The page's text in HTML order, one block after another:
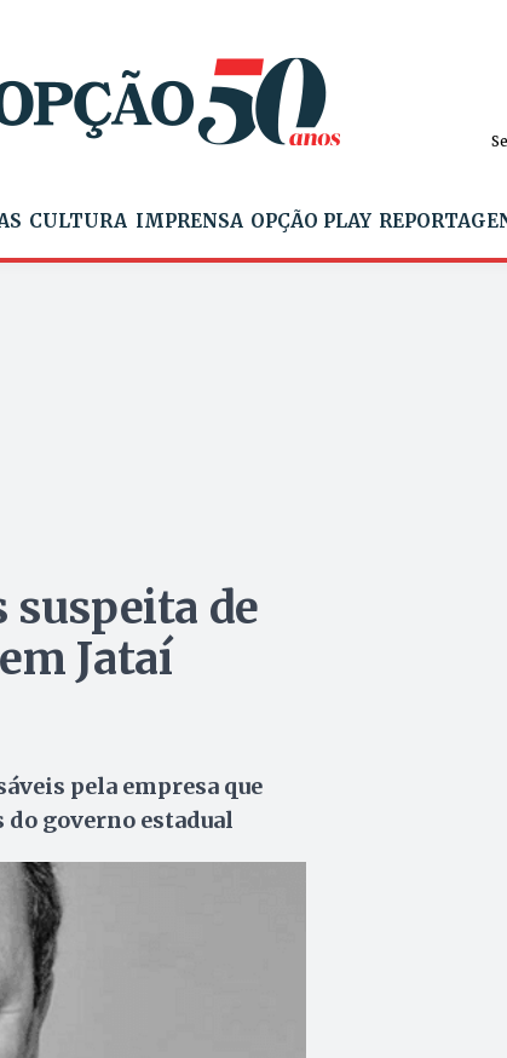
CULTURA IMPRENSA OPÇÃO PLAY
suspeita de
Jataí
pela empresa que
do governo estadual